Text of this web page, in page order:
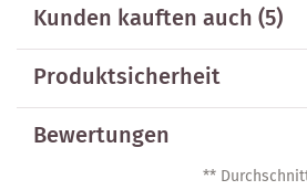
Kunden kauften auch(5)
Produktsicherheit
Bewertungen
**